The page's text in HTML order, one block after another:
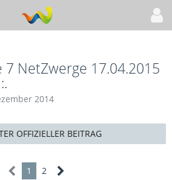
7 NetZwerge 17.04.2015
2014
OFFIZIELLER BEITRAG
1 2